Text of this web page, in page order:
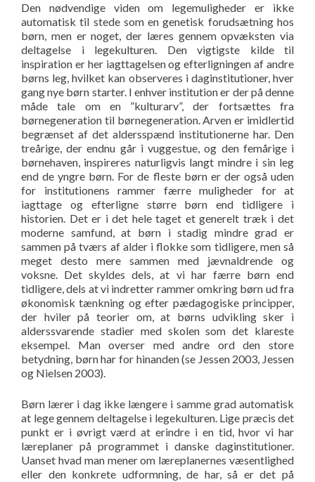
Den nødvendige viden om legemuligheder er ikke
automatisk til stede som en genetisk forudsætning hos
børn, men er noget, der læres gennem opvæksten via
deltagelse i legekulturen. Den vigtigste kilde til
inspiration er her iagttagelsen og efterligningen af andre
børns leg, hvilket kan observeres i daginstitutioner, hver
gang nye børn starter. I enhver institution er der på denne
måde tale om en ”kulturarv”, der fortsættes fra
børnegeneration til børnegeneration. Arven er imidlertid
begrænset af det aldersspænd institutionerne har. Den
treårige, der endnu går i vuggestue, og den femårige i
børnehaven, inspireres naturligvis langt mindre i sin leg
end de yngre børn. For de fleste børn er der også uden
for institutionens rammer færre muligheder for at
iagttage og efterligne større børn end tidligere i
historien. Det er i det hele taget et generelt træk i det
moderne samfund, at børn i stadig mindre grad er
sammen på tværs af alder i flokke som tidligere, men så
meget desto mere sammen med jævnaldrende og
voksne. Det skyldes dels, at vi har færre børn end
tidligere, dels at vi indretter rammer omkring børn ud fra
økonomisk tænkning og efter pædagogiske principper,
der hviler på teorier om, at børns udvikling sker i
alderssvarende stadier med skolen som det klareste
eksempel. Man overser med andre ord den store
betydning, børn har for hinanden (se Jessen 2003, Jessen
og Nielsen 2003).
Børn lærer i dag ikke længere i samme grad automatisk
at lege gennem deltagelse i legekulturen. Lige præcis det
punkt er i øvrigt værd at erindre i en tid, hvor vi har
læreplaner på programmet i danske daginstitutioner.
Uanset hvad man mener om læreplanernes væsentlighed
eller den konkrete udformning, de har, så er det på